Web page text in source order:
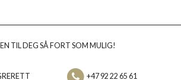
TIL DEG SÅ FORT SOM MULIG!
+47 92 22 65 61